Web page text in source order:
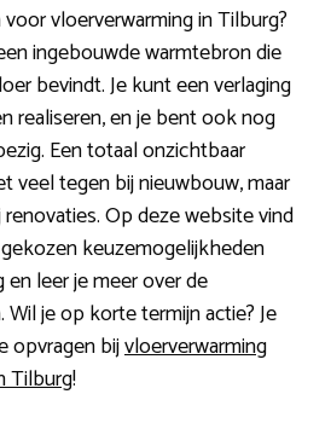
vloerverwarming in Tilburg?
ingebouwde warmtebron die
bevindt. Je kunt een verlaging
realiseren, en je bent ook nog
Een totaal onzichtbaar
veel tegen bij nieuwbouw, maar
Op deze website vind
keuzemogelijkheden
leer je meer over de
je op korte termijn actie? Je
opvragen bijvloerverwarming
Tilburg!